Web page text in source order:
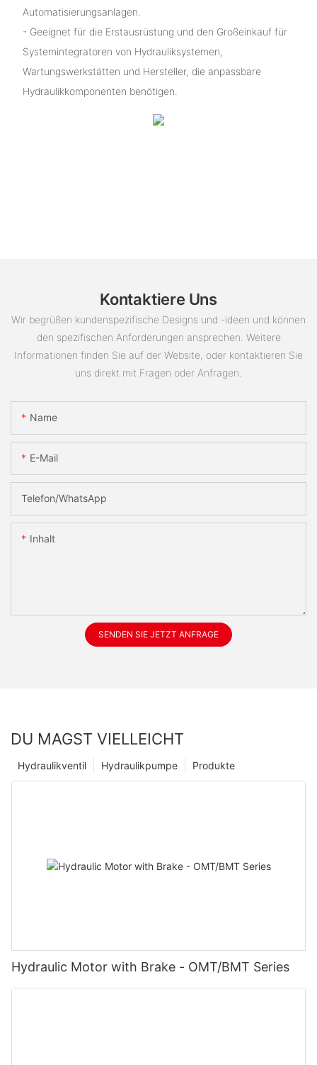
Automatisierungsanlagen.
- Geeignet für die Erstausrüstung und den Großeinkauf für
Systemintegratoren von Hydrauliksystemen,
Wartungswerkstätten und Hersteller, die anpassbare
Hydraulikkomponenten benötigen.
Kontaktiere Uns
Wir begrüßen kundenspezifische Designs und -ideen und können
den spezifischen Anforderungen ansprechen. Weitere
Informationen finden Sie auf der Website, oder kontaktieren Sie
uns direkt mit Fragen oder Anfragen.
Name
E-Mail
Telefon/WhatsApp
Inhalt
SENDEN SIE JETZT ANFRAGE
DU MAGST VIELLEICHT
Produkte
Hydraulikpumpe
Hydraulikventil
Hydraulic Motor with Brake - OMT/BMT Series